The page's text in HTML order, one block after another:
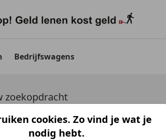
Bedrijfswagens
zoekopdracht
cookies. Zo vind je wat je
nodig hebt.